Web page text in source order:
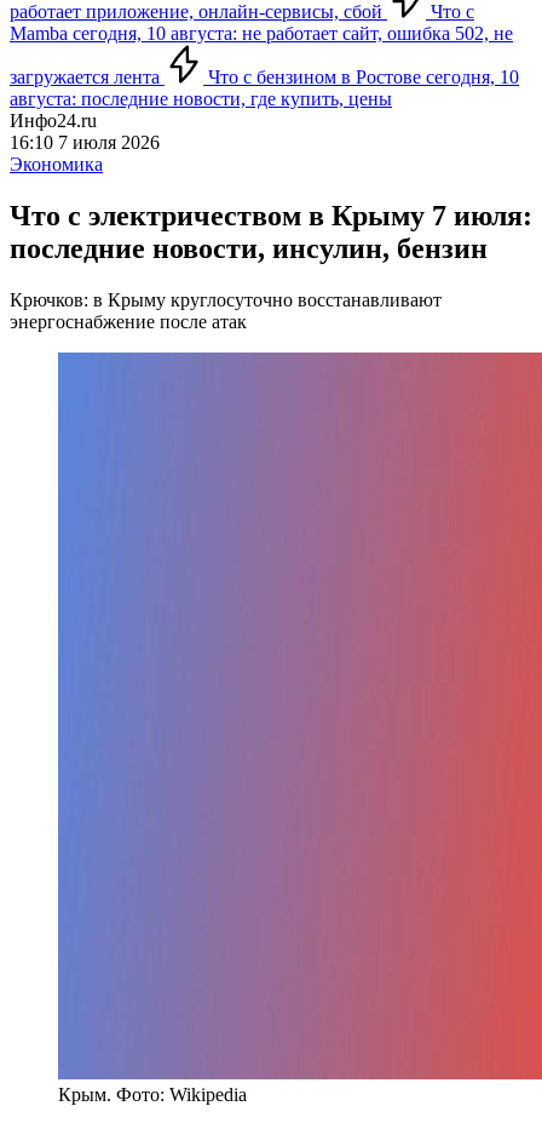
работает приложение, онлайн-сервисы, сбой
Что с
Mamba сегодня, 10 августа: не работает сайт, ошибка 502, не
загружается лента
Что с бензином в Ростове сегодня, 10
августа: последние новости, где купить, цены
Инфо24.ru
16:10 7 июля 2026
Экономика
Что с электричеством в Крыму 7 июля:
последние новости, инсулин, бензин
Крючков: в Крыму круглосуточно восстанавливают
энергоснабжение после атак
Крым. Фото: Wikipedia